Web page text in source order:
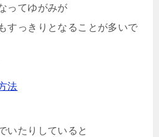
ってゆがみが
すっきりとなることが多いで
法
いたりしていると